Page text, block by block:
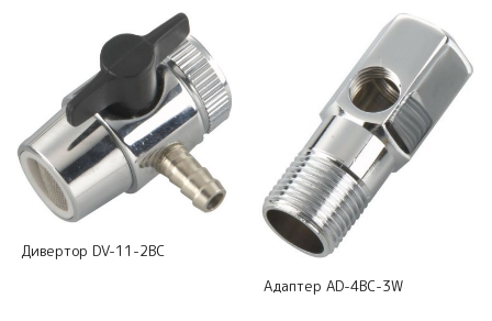
Дивертор DV-11-2BC
Адаптер AD-4BC-3W